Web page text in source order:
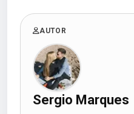
AUTOR
Sergio Marques